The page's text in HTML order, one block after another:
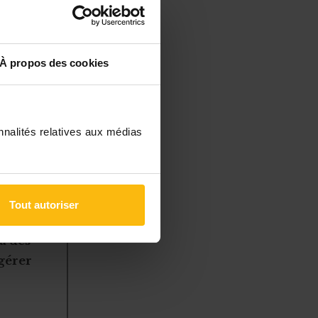
À propos des cookies
relatives aux médias
Tout autoriser
des